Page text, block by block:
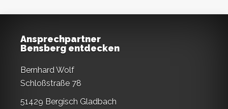
Ansprechpartner
Bensberg entdecken
Bernhard Wolf
Schloßstraße 78
51429 Bergisch Gladbach